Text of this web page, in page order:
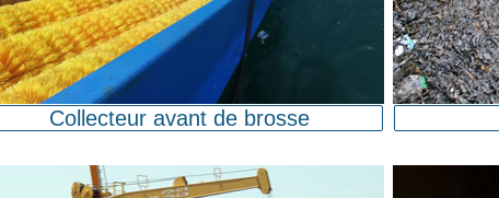
Collecteur avant de brosse